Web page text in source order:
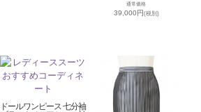
通常価格
39,000円(税別)
ドールワンピース 七分袖